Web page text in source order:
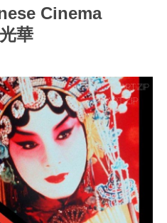
Cinema
華